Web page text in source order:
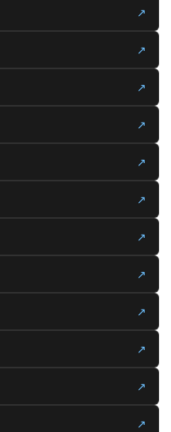
↗
↗
↗
↗
↗
↗
↗
↗
↗
↗
↗
↗